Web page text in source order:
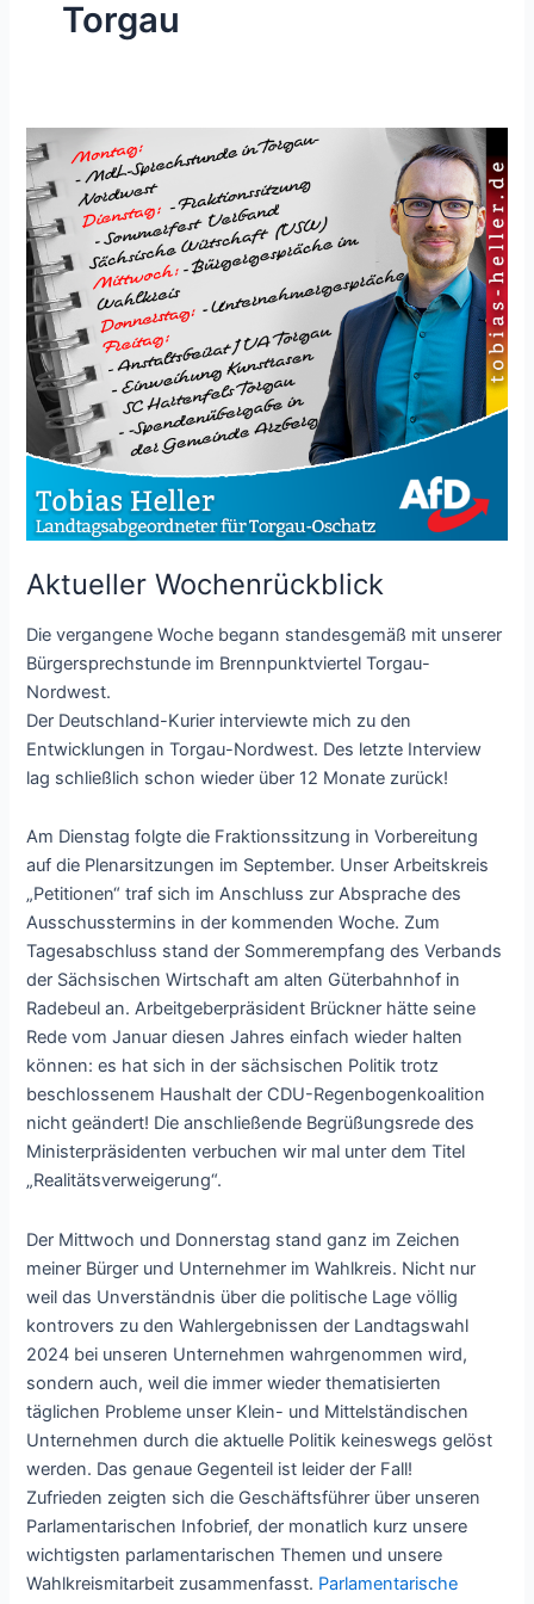
Torgau
Aktueller Wochenrückblick
Die vergangene Woche begann standesgemäß mit unserer
Bürgersprechstunde im Brennpunktviertel Torgau-
Nordwest.
Der Deutschland-Kurier interviewte mich zu den
Entwicklungen in Torgau-Nordwest. Des letzte Interview
lag schließlich schon wieder über 12 Monate zurück!
Am Dienstag folgte die Fraktionssitzung in Vorbereitung
auf die Plenarsitzungen im September. Unser Arbeitskreis
„Petitionen“ traf sich im Anschluss zur Absprache des
Ausschusstermins in der kommenden Woche. Zum
Tagesabschluss stand der Sommerempfang des Verbands
der Sächsischen Wirtschaft am alten Güterbahnhof in
Radebeul an. Arbeitgeberpräsident Brückner hätte seine
Rede vom Januar diesen Jahres einfach wieder halten
können: es hat sich in der sächsischen Politik trotz
beschlossenem Haushalt der CDU-Regenbogenkoalition
nicht geändert! Die anschließende Begrüßungsrede des
Ministerpräsidenten verbuchen wir mal unter dem Titel
„Realitätsverweigerung“.
Der Mittwoch und Donnerstag stand ganz im Zeichen
meiner Bürger und Unternehmer im Wahlkreis. Nicht nur
weil das Unverständnis über die politische Lage völlig
kontrovers zu den Wahlergebnissen der Landtagswahl
2024 bei unseren Unternehmen wahrgenommen wird,
sondern auch, weil die immer wieder thematisierten
täglichen Probleme unser Klein- und Mittelständischen
Unternehmen durch die aktuelle Politik keineswegs gelöst
werden. Das genaue Gegenteil ist leider der Fall!
Zufrieden zeigten sich die Geschäftsführer über unseren
Parlamentarischen Infobrief, der monatlich kurz unsere
wichtigsten parlamentarischen Themen und unsere
Wahlkreismitarbeit zusammenfasst. Parlamentarische